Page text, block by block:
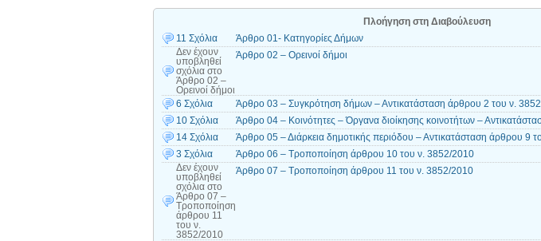
Πλοήγηση στη Διαβούλευση
11 Σχόλια
Άρθρο 01- Κατηγορίες Δήμων
Δεν έχουν
υποβληθεί
σχόλια στο
Άρθρο 02 –
Ορεινοί δήμοι
Άρθρο 02 – Ορεινοί δήμοι
6 Σχόλια
Άρθρο 03 – Συγκρότηση δήμων – Αντικατάσταση άρθρου 2 του ν.
10 Σχόλια
Άρθρο 04 – Κοινότητες – Όργανα διοίκησης κοινοτήτων –
14 Σχόλια
Άρθρο 05 – Διάρκεια δημοτικής περιόδου – Αντικατάσταση άρθρου 9
3 Σχόλια
Άρθρο 06 – Τροποποίηση άρθρου 10 του ν. 3852/2010
Δεν έχουν
υποβληθεί
σχόλια στο
Άρθρο 07 –
Τροποποίηση
άρθρου 11
του ν.
3852/2010
Άρθρο 07 – Τροποποίηση άρθρου 11 του ν. 3852/2010